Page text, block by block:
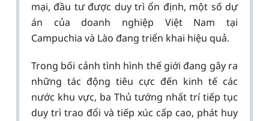
mại, đầu tư được duy trì ổn định, một số dự
án của doanh nghiệp Việt Nam tại
Campuchia và Lào đang triển khai hiệu quả.
Trong bối cảnh tình hình thế giới đang gây ra
những tác động tiêu cực đến kinh tế các
nước khu vực, ba Thủ tướng nhất trí tiếp tục
duy trì trao đổi và tiếp xúc cấp cao, phát huy